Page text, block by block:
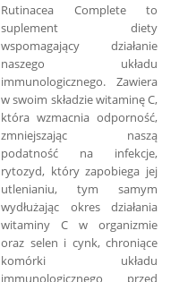
Rutinacea Complete to
suplement diety
wspomagający działanie
naszego układu
immunologicznego. Zawiera
w swoim składzie witaminę C,
która wzmacnia odporność,
zmniejszając naszą
podatność na infekcje,
rytozyd, który zapobiega jej
utlenianiu, tym samym
wydłużając okres działania
witaminy C w organizmie
oraz selen i cynk, chroniące
komórki układu
immunologicznego przed